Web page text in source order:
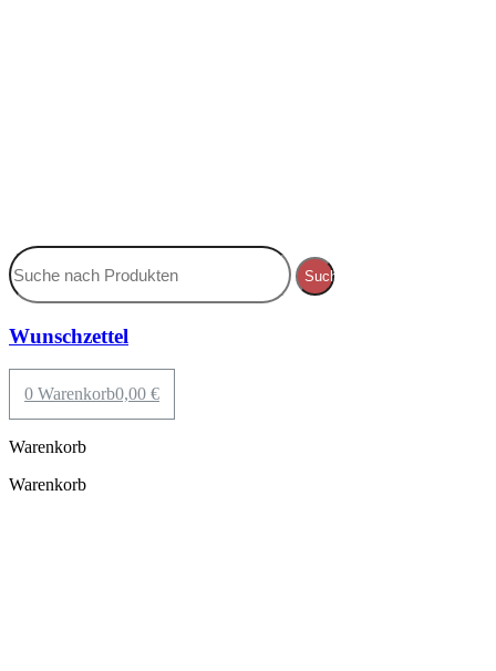
Suche
Wunschzettel
0,00 €
0 Warenkorb
Warenkorb
Warenkorb